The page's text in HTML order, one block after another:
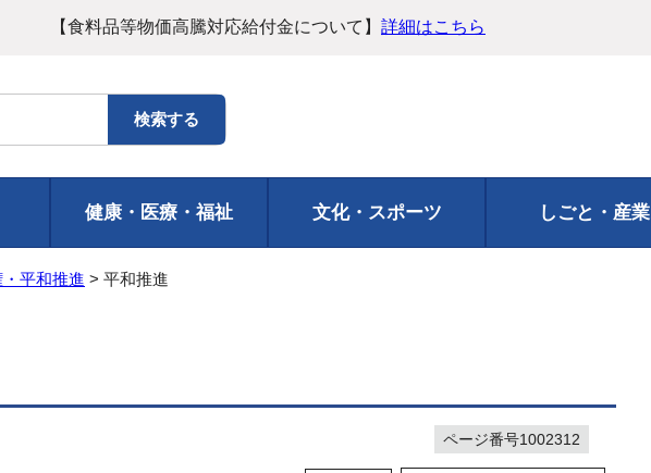
【食料品等物価高騰対応給付金について】 詳細はこちら
健康・医療・福祉 文化・スポーツ しごと・産業
・平和推進 > 平和推進
ページ番号1002312